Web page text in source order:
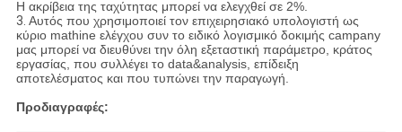
Η ακρίβεια της ταχύτητας μπορεί να ελεγχθεί σε 2%.
3. Αυτός που χρησιμοποιεί τον επιχειρησιακό υπολογιστή ως
κύριο mathine ελέγχου συν το ειδικό λογισμικό δοκιμής campany
μας μπορεί να διευθύνει την όλη εξεταστική παράμετρο, κράτος
εργασίας, που συλλέγει το data&analysis, επίδειξη
αποτελέσματος και που τυπώνει την παραγωγή.
Προδιαγραφές: